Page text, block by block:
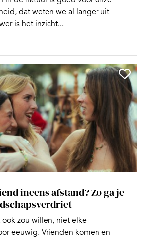
dat weten we al langer uit
is het inzicht...
ineens afstand? Zo ga je
zou willen, niet elke
eeuwig. Vrienden komen en